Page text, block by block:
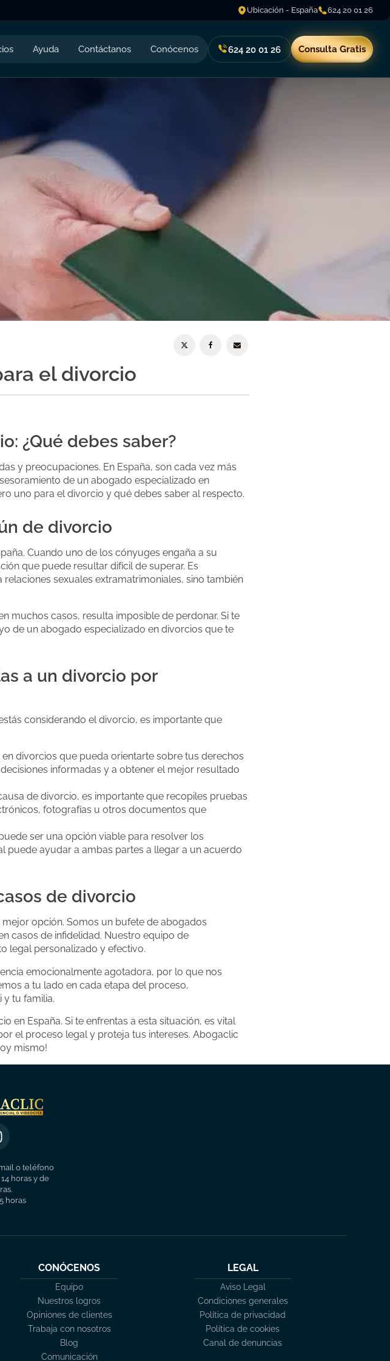
Ubicación - España 624 20 01 26
Ayuda Contáctanos Conócenos 624 20 01 26 Consulta Gratis
el divorcio
¿Qué debes saber?
y preocupaciones. En España, son cada vez más
de un abogado especializado en
uno para el divorcio y qué debes saber al respecto.
de divorcio
Cuando uno de los cónyuges engaña a su
que puede resultar difícil de superar. Es
sexuales extramatrimoniales, sino también
muchos casos, resulta imposible de perdonar. Si te
de un abogado especializado en divorcios que te
a un divorcio por
considerando el divorcio, es importante que
divorcios que pueda orientarte sobre tus derechos
informadas y a obtener el mejor resultado
de divorcio, es importante que recopiles pruebas
fotografías u otros documentos que
ser una opción viable para resolver los
puede ayudar a ambas partes a llegar a un acuerdo
de divorcio
opción. Somos un bufete de abogados
casos de infidelidad. Nuestro equipo de
legal personalizado y efectivo.
emocionalmente agotadora, por lo que nos
a tu lado en cada etapa del proceso,
tu familia.
en España. Si te enfrentas a esta situación, es vital
el proceso legal y proteja tus intereses. Abogaclic
mismo!
o teléfono
horas y de
horas
CONÓCENOS
Equipo
Nuestros logros
Opiniones de clientes
Trabaja con nosotros
Blog
Comunicación
LEGAL
Aviso Legal
Condiciones generales
Política de privacidad
Política de cookies
Canal de denuncias